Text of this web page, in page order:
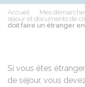
Accueil Mes
séjour et documents de
doit faire un étranger
Si vous êtes
de séjour, vous